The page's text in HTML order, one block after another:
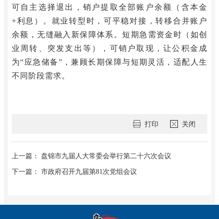
可自主选择退出，销户提取全部账户余额（含本金
+利息）。就业转型时，可平稳对接，转移合并账户
余额，无缝融入新保障体系。短期急需资金时（如创
业周转、突发支出等），可销户取现，让公积金成
为“应急储备”，兼顾长期保障与短期灵活，适配人生
不同阶段需求。
打印 关闭
上一篇： 盘锦市九届人大常委会举行第二十六次会议
下一篇： 市政府召开九届第81次党组会议